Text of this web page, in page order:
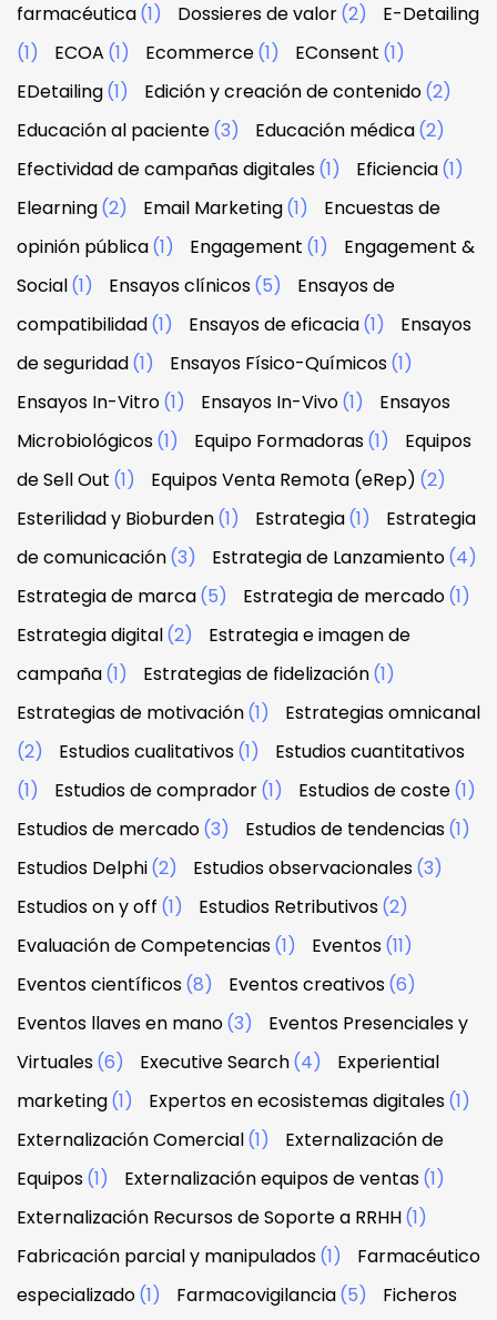
farmacéutica(1) Dossieres de valor(2)
E-Detailing
(1)
ECOA (1) Ecommerce(1) EConsent (1)
EDetailing(1) Edición y creación de contenido(2)
Educación al paciente(3) Educación médica(2)
Efectividad de campañas digitales(1) Eficiencia(1)
Elearning(2) Email Marketing(1)
Encuestas de
opinión pública(1) Engagement (1)
Engagement &
Social(1) Ensayos clínicos(5)
Ensayos de
compatibilidad(1) Ensayos de eficacia(1)
Ensayos
de seguridad(1) Ensayos Físico-Químicos(1)
Ensayos In-Vitro(1) Ensayos In-Vivo(1)
Ensayos
Microbiológicos(1) Equipo Formadoras(1)
Equipos
de Sell Out (1) Equipos Venta Remota (eRep) (2)
Esterilidad y Bioburden(1) Estrategia(1)
Estrategia
de comunicación(3) Estrategia de Lanzamiento(4)
Estrategia de marca(5) Estrategia de mercado(1)
Estrategia digital(2)
Estrategia e imagen de
campaña(1) Estrategias de fidelización(1)
Estrategias de motivación(1)
Estrategias omnicanal
(2)
Estudios cualitativos(1)
Estudios cuantitativos
(1)
Estudios de comprador(1) Estudios de coste(1)
Estudios de mercado(3) Estudios de tendencias(1)
Estudios Delphi(2) Estudios observacionales(3)
Estudios on y off (1) Estudios Retributivos(2)
Evaluación de Competencias(1) Eventos(11)
Eventos científicos(8) Eventos creativos(6)
Eventos llaves en mano(3)
Eventos Presenciales y
Virtuales(6) Executive Search(4)
Experiential
marketing(1) Expertos en ecosistemas digitales(1)
Externalización Comercial(1)
Externalización de
Equipos(1) Externalización equipos de ventas(1)
Externalización Recursos de Soporte a RRHH(1)
Fabricación parcial y manipulados(1)
Farmacéutico
especializado(1) Farmacovigilancia(5)
Ficheros